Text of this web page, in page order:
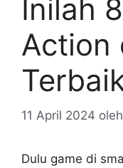
Inilah
Action
11 April 2024 oleh
Dulu game di